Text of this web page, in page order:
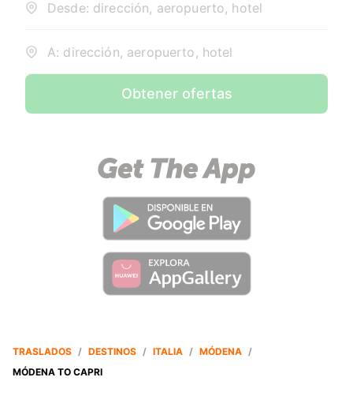
Desde: dirección, aeropuerto, hotel
A: dirección, aeropuerto, hotel
Obtener ofertas
TRASLADOS / DESTINOS / ITALIA / MÓDENA /
MÓDENA TO CAPRI